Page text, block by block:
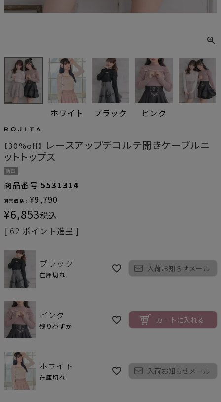
ホワイト ブラック ピンク
【30%off】 レースアップデコルテ開きケーブルニ
ットトップス
動画
商品番号 5531314
通常価格 : ¥9,790
¥6,853税込
[ 62 ポイント進呈 ]
ブラック
在庫切れ
入荷お知らせメール
ピンク
残りわずか
カートに入れる
ホワイト
在庫切れ
入荷お知らせメール